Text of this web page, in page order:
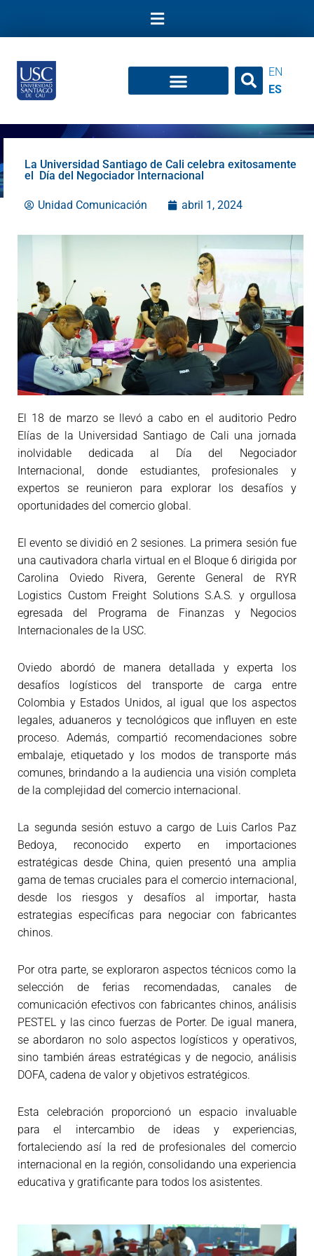
EN
ES
La Universidad Santiago de Cali celebra exitosamente
el Día del Negociador Internacional
Unidad Comunicación abril 1, 2024
El 18 de marzo se llevó a cabo en el auditorio Pedro
Elías de la Universidad Santiago de Cali una jornada
inolvidable dedicada al Día del Negociador
Internacional, donde estudiantes, profesionales y
expertos se reunieron para explorar los desafíos y
oportunidades del comercio global.
El evento se dividió en 2 sesiones. La primera sesión fue
una cautivadora charla virtual en el Bloque 6 dirigida por
Carolina Oviedo Rivera, Gerente General de RYR
Logistics Custom Freight Solutions S.A.S. y orgullosa
egresada del Programa de Finanzas y Negocios
Internacionales de la USC.
Oviedo abordó de manera detallada y experta los
desafíos logísticos del transporte de carga entre
Colombia y Estados Unidos, al igual que los aspectos
legales, aduaneros y tecnológicos que influyen en este
proceso. Además, compartió recomendaciones sobre
embalaje, etiquetado y los modos de transporte más
comunes, brindando a la audiencia una visión completa
de la complejidad del comercio internacional.
La segunda sesión estuvo a cargo de Luis Carlos Paz
Bedoya, reconocido experto en importaciones
estratégicas desde China, quien presentó una amplia
gama de temas cruciales para el comercio internacional,
desde los riesgos y desafíos al importar, hasta
estrategias específicas para negociar con fabricantes
chinos.
Por otra parte, se exploraron aspectos técnicos como la
selección de ferias recomendadas, canales de
comunicación efectivos con fabricantes chinos, análisis
PESTEL y las cinco fuerzas de Porter. De igual manera,
se abordaron no solo aspectos logísticos y operativos,
sino también áreas estratégicas y de negocio, análisis
DOFA, cadena de valor y objetivos estratégicos.
Esta celebración proporcionó un espacio invaluable
para el intercambio de ideas y experiencias,
fortaleciendo así la red de profesionales del comercio
internacional en la región, consolidando una experiencia
educativa y gratificante para todos los asistentes.